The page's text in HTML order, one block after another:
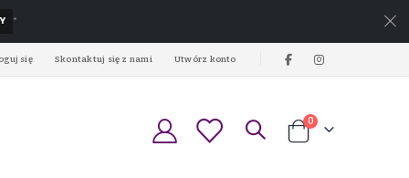
*
się Skontaktuj się z nami Utwórz konto
Koszyk
0produkty